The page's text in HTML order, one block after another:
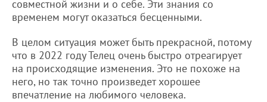
совместной жизни и о себе. Эти знания со
временем могут оказаться бесценными.
В целом ситуация может быть прекрасной, потому
что в 2022 году Телец очень быстро отреагирует
на происходящие изменения. Это не похоже на
него, но так точно произведет хорошее
впечатление на любимого человека.